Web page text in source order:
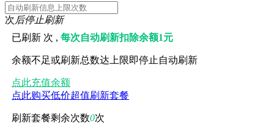
次后停止刷新
已刷新 次 ,每次自动刷新扣除余额1元
余额不足或刷新总数达上限即停止自动刷新
点此充值余额
点此购买低价超值刷新套餐
刷新套餐剩余次数0次